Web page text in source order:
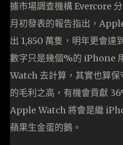
據市場調查機構 Evercore
月初發表的報告指出，
出 1,850 萬隻，明年更會達
數字只是幾個%的 iPhone
Watch 去計算，其實也算
的毛利之高，有機會貢獻
Apple Watch 將會是繼
蘋果生金蛋的鵝。